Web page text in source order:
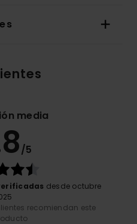
media
/5
desde octubre
recomiendan este